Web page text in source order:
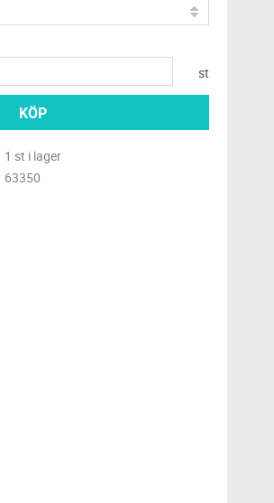
st
KÖP
1 st i lager
63350